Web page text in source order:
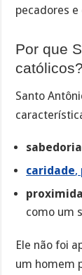
pecadores
Por que
católicos?
Santo
sabedoria
caridade,
como um
Ele não foi
um homem